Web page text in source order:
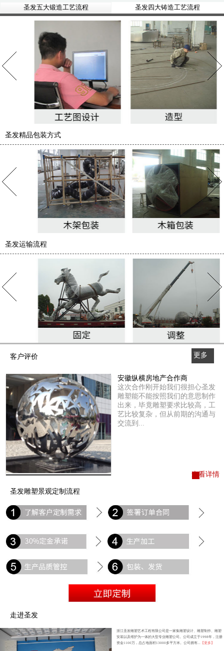
圣发五大锻造工艺流程 圣发四大铸造工艺流程
圣发精品包装方式
圣发运输流程
客户评价
更多
查看详情
安徽纵横房地产合作商
这次合作刚开始我们很担心圣发
雕塑能不能按照我们的意思制作
出来，毕竟雕塑要求比较高，工
艺比较复杂，但从前期的沟通与
交流到...
圣发雕塑景观定制流程
走进圣发
浙江圣发雕塑艺术工程有限公司是一家集雕塑设计、雕塑制作、雕塑
安装以及维护为一体的大型专业雕塑公司。公司成立于1998年，注册
资金1100万，总占地面积13000多平方米。公司拥有...
【更多】